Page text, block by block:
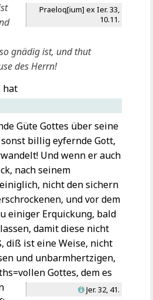
Praeloq[ium] ex Ier. 33,
10.11.
gnädig ist, und thut
des Herrn!
hat
Güte Gottes über seine
billig eyfernde Gott,
Und wenn er auch
nach seinem
nicht den sichern
und vor dem
einiger Erquickung, bald
damit diese nicht
diß ist eine Weise, nicht
und unbarmhertzigen,
Gottes, dem es
L Jer. 32, 41.